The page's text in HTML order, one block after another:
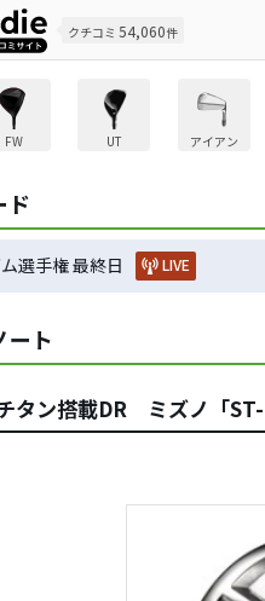
クチコミ 54,060件
FW UT アイアン
ド
選手権 最終日 LIVE
ト
タン搭載DR ミズノ「ST-